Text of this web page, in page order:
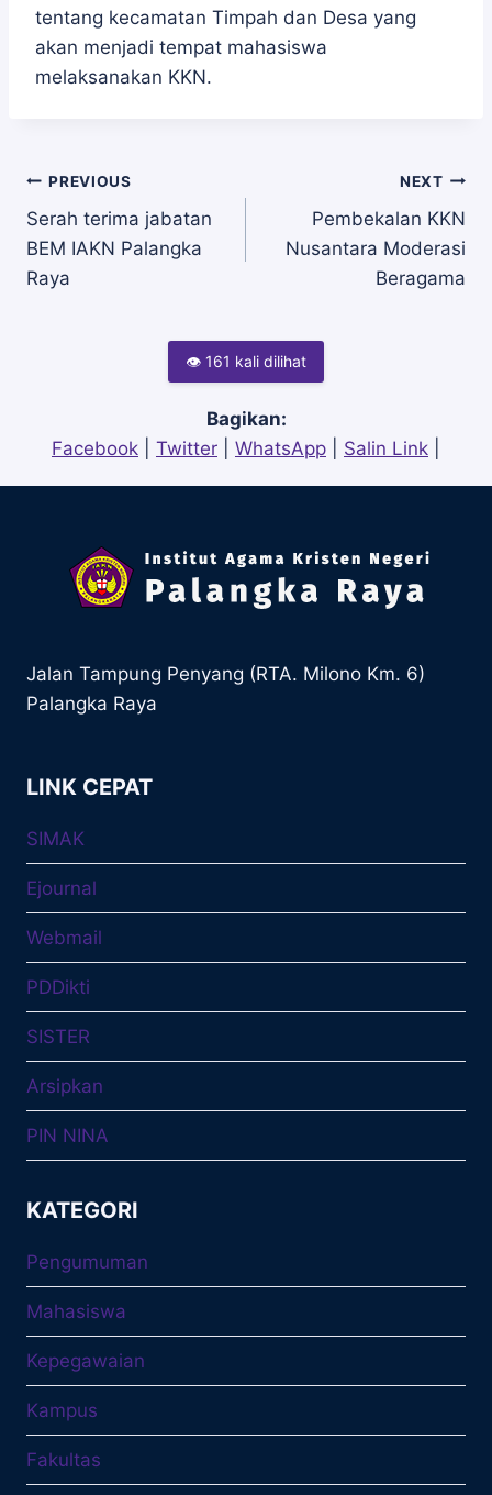
tentang kecamatan Timpah dan Desa yang
akan menjadi tempat mahasiswa
melaksanakan KKN.
Navigasi
pos
PREVIOUS
Serah terima jabatan
BEM IAKN Palangka
Raya
NEXT
Pembekalan KKN
Nusantara Moderasi
Beragama
👁 161 kali dilihat
Bagikan:
Facebook
Twitter WhatsApp Salin Link
Jalan Tampung Penyang (RTA. Milono Km. 6)
Palangka Raya
LINK CEPAT
SIMAK
Ejournal
Webmail
PDDikti
SISTER
Arsipkan
PIN NINA
KATEGORI
Pengumuman
Mahasiswa
Kepegawaian
Kampus
Fakultas